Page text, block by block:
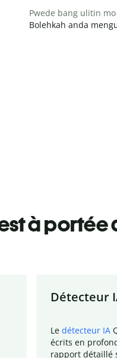
Pwede bang ulitin mo
Bolehkah anda
à
Détecteur
Le détecteur IA
écrits en
rapport détaillé